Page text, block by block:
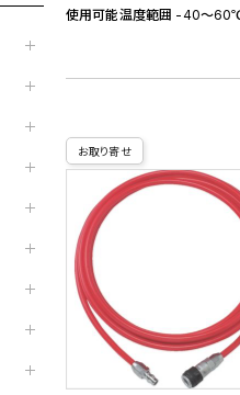
使用可能温度範囲 -40～
お取り寄せ